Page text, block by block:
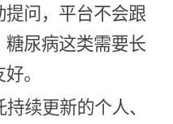
问，平台不会跟
尿病这类需要长
。
续更新的个人、